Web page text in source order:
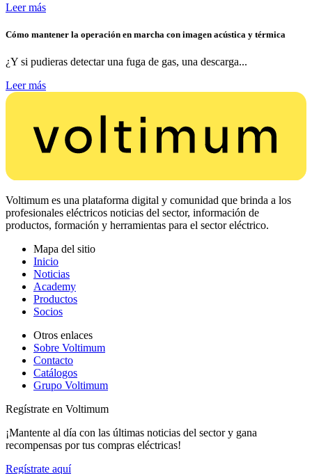
Leer más
Cómo mantener la operación en marcha con imagen acústica y térmica
¿Y si pudieras detectar una fuga de gas, una descarga...
Leer más
Voltimum es una plataforma digital y comunidad que brinda a los
profesionales eléctricos noticias del sector, información de
productos, formación y herramientas para el sector eléctrico.
Mapa del sitio
Inicio
Noticias
Academy
Productos
Socios
Otros enlaces
Sobre Voltimum
Contacto
Catálogos
Grupo Voltimum
Regístrate en Voltimum
¡Mantente al día con las últimas noticias del sector y gana
recompensas por tus compras eléctricas!
Regístrate aquí